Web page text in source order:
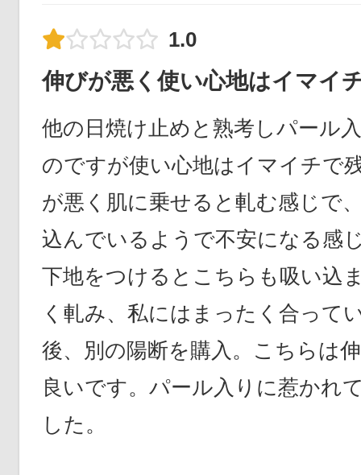
1.0
伸びが悪く使い心地はイマイ
他の日焼け止めと熟考しパール
のですが使い心地はイマイチで
が悪く肌に乗せると軋む感じで
込んでいるようで不安になる感
下地をつけるとこちらも吸い込
く軋み、私にはまったく合って
後、別の陽断を購入。こちらは
良いです。パール入りに惹かれ
した。